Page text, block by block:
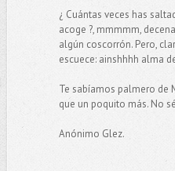
¿ Cuántas veces has
acoge ?, mmmmm,
algún coscorrón. Pero,
escuece: ainshhhh alma
Te sabíamos palmero de
que un poquito más. No
Anónimo Glez.